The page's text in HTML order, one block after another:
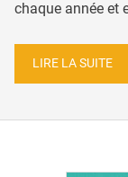
chaque année et
LIRE LA SUITE